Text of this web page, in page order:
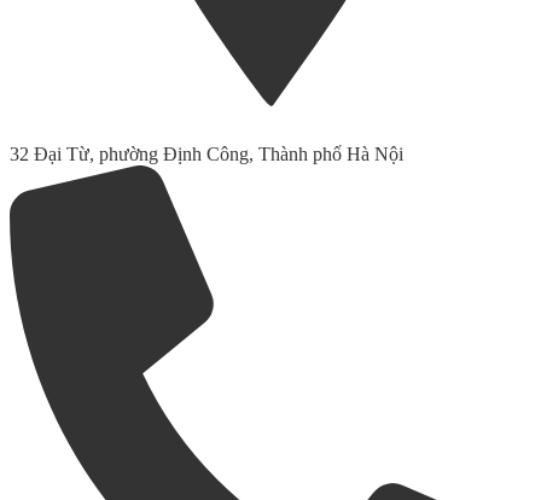
32 Đại Từ, phường Định Công, Thành phố Hà Nội